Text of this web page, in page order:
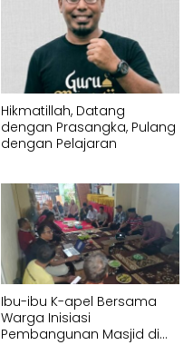
Hikmatillah, Datang
dengan Prasangka, Pulang
dengan Pelajaran
Ibu-ibu K-apel Bersama
Warga Inisiasi
Pembangunan Masjid di